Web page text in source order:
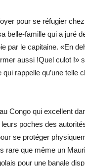
pour se ré­fu­gier
belle-fa­mille qui a juré
par le ca­pi­taine. «En
aussi !Quel cu­lot !»
qui rap­pelle qu’une telle
Congo qui ex­cellent
poches des
se pro­té­ger
rare que même un
pour une ba­nale